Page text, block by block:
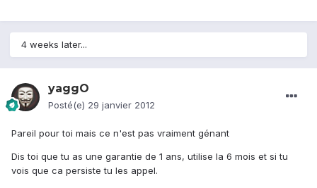
4 weeks later...
yaggO
Posté(e) 29 janvier 2012
Pareil pour toi mais ce n'est pas vraiment génant
Dis toi que tu as une garantie de 1 ans, utilise la 6 mois et si tu
vois que ca persiste tu les appel.